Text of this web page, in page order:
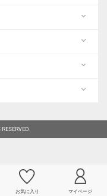
お気に入り マイページ